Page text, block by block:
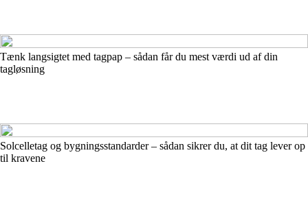
Tænk langsigtet med tagpap – sådan får du mest værdi ud af din
tagløsning
Solcelletag og bygningsstandarder – sådan sikrer du, at dit tag lever op
til kravene